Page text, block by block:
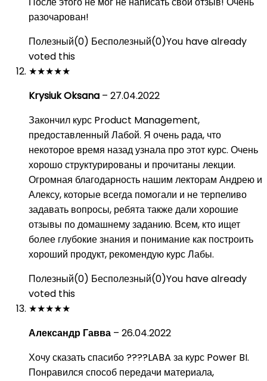
разочарован!
Полезный(0) Бесполезный(0)You have already
voted this
★★★★★
Krysiuk Oksana – 27.04.2022
Закончил курс Product Management,
предоставленный Лабой. Я очень рада, что
некоторое время назад узнала про этот курс. Очень
хорошо структурированы и прочитаны лекции.
Огромная благодарность нашим лекторам Андрею и
Алексу, которые всегда помогали и не терпеливо
задавать вопросы, ребята также дали хорошие
отзывы по домашнему заданию. Всем, кто ищет
более глубокие знания и понимание как построить
хороший продукт, рекомендую курс Лабы.
Полезный(0) Бесполезный(0)You have already
voted this
★★★★★
Александр Гавва – 26.04.2022
Хочу сказать спасибо ????LABA за курс Power BI.
Понравился способ передачи материала,